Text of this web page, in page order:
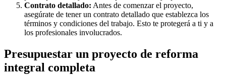
Contrato detallado: Antes de comenzar el proyecto,
asegúrate de tener un contrato detallado que establezca los
términos y condiciones del trabajo. Esto te protegerá a ti y a
los profesionales involucrados.
Presupuestar un proyecto de reforma
integral completa